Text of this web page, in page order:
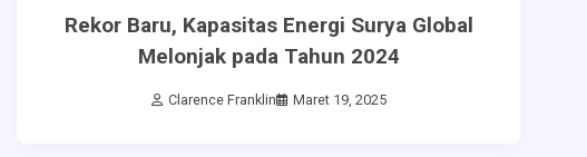
Rekor Baru, Kapasitas Energi Surya Global
Melonjak pada Tahun 2024
Clarence Franklin Maret 19, 2025